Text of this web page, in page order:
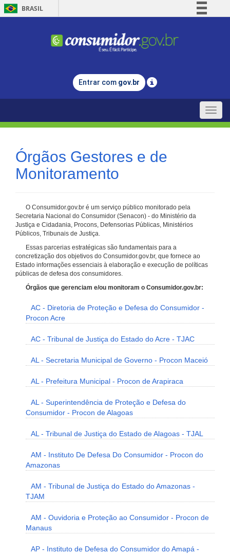
BRASIL
Comunica BR
Legislação
Entrar com gov.br
Toggle
Órgãos Gestores e de
Monitoramento
O Consumidor.gov.br é um serviço público monitorado pela
Secretaria Nacional do Consumidor (Senacon) - do Ministério da
Justiça e Cidadania, Procons, Defensorias Públicas, Ministérios
Públicos, Tribunais de Justiça.
Essas parcerias estratégicas são fundamentais para a
concretização dos objetivos do Consumidor.gov.br, que fornece ao
Estado informações essenciais à elaboração e execução de políticas
públicas de defesa dos consumidores.
Órgãos que gerenciam e/ou monitoram o Consumidor.gov.br:
AC - Diretoria de Proteção e Defesa do Consumidor -
Procon Acre
AC - Tribunal de Justiça do Estado do Acre - TJAC
AL - Secretaria Municipal de Governo - Procon Maceió
AL - Prefeitura Municipal - Procon de Arapiraca
AL - Superintendência de Proteção e Defesa do
Consumidor - Procon de Alagoas
AL - Tribunal de Justiça do Estado de Alagoas - TJAL
AM - Instituto De Defesa Do Consumidor - Procon do
Amazonas
AM - Tribunal de Justiça do Estado do Amazonas -
TJAM
AM - Ouvidoria e Proteção ao Consumidor - Procon de
Manaus
AP - Instituto de Defesa do Consumidor do Amapá -